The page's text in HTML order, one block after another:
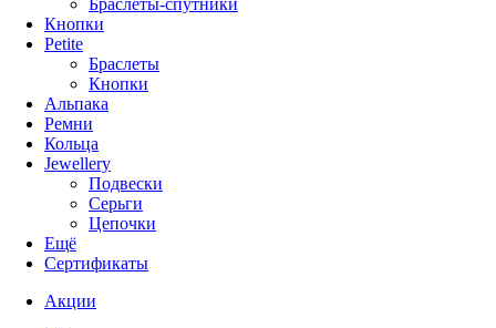
Браслеты-спутники
Кнопки
Petite
Браслеты
Кнопки
Альпака
Ремни
Кольца
Jewellery
Подвески
Серьги
Цепочки
Ещё
Сертификаты
Акции